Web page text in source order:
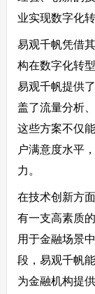
业实现数字化
易观千帆凭借
构在数字化转
易观千帆提供
盖了流量分析
这些方案不仅
户满意度水平
力。
在技术创新方
有一支高素质
用于金融场景
段，易观千帆
为金融机构提